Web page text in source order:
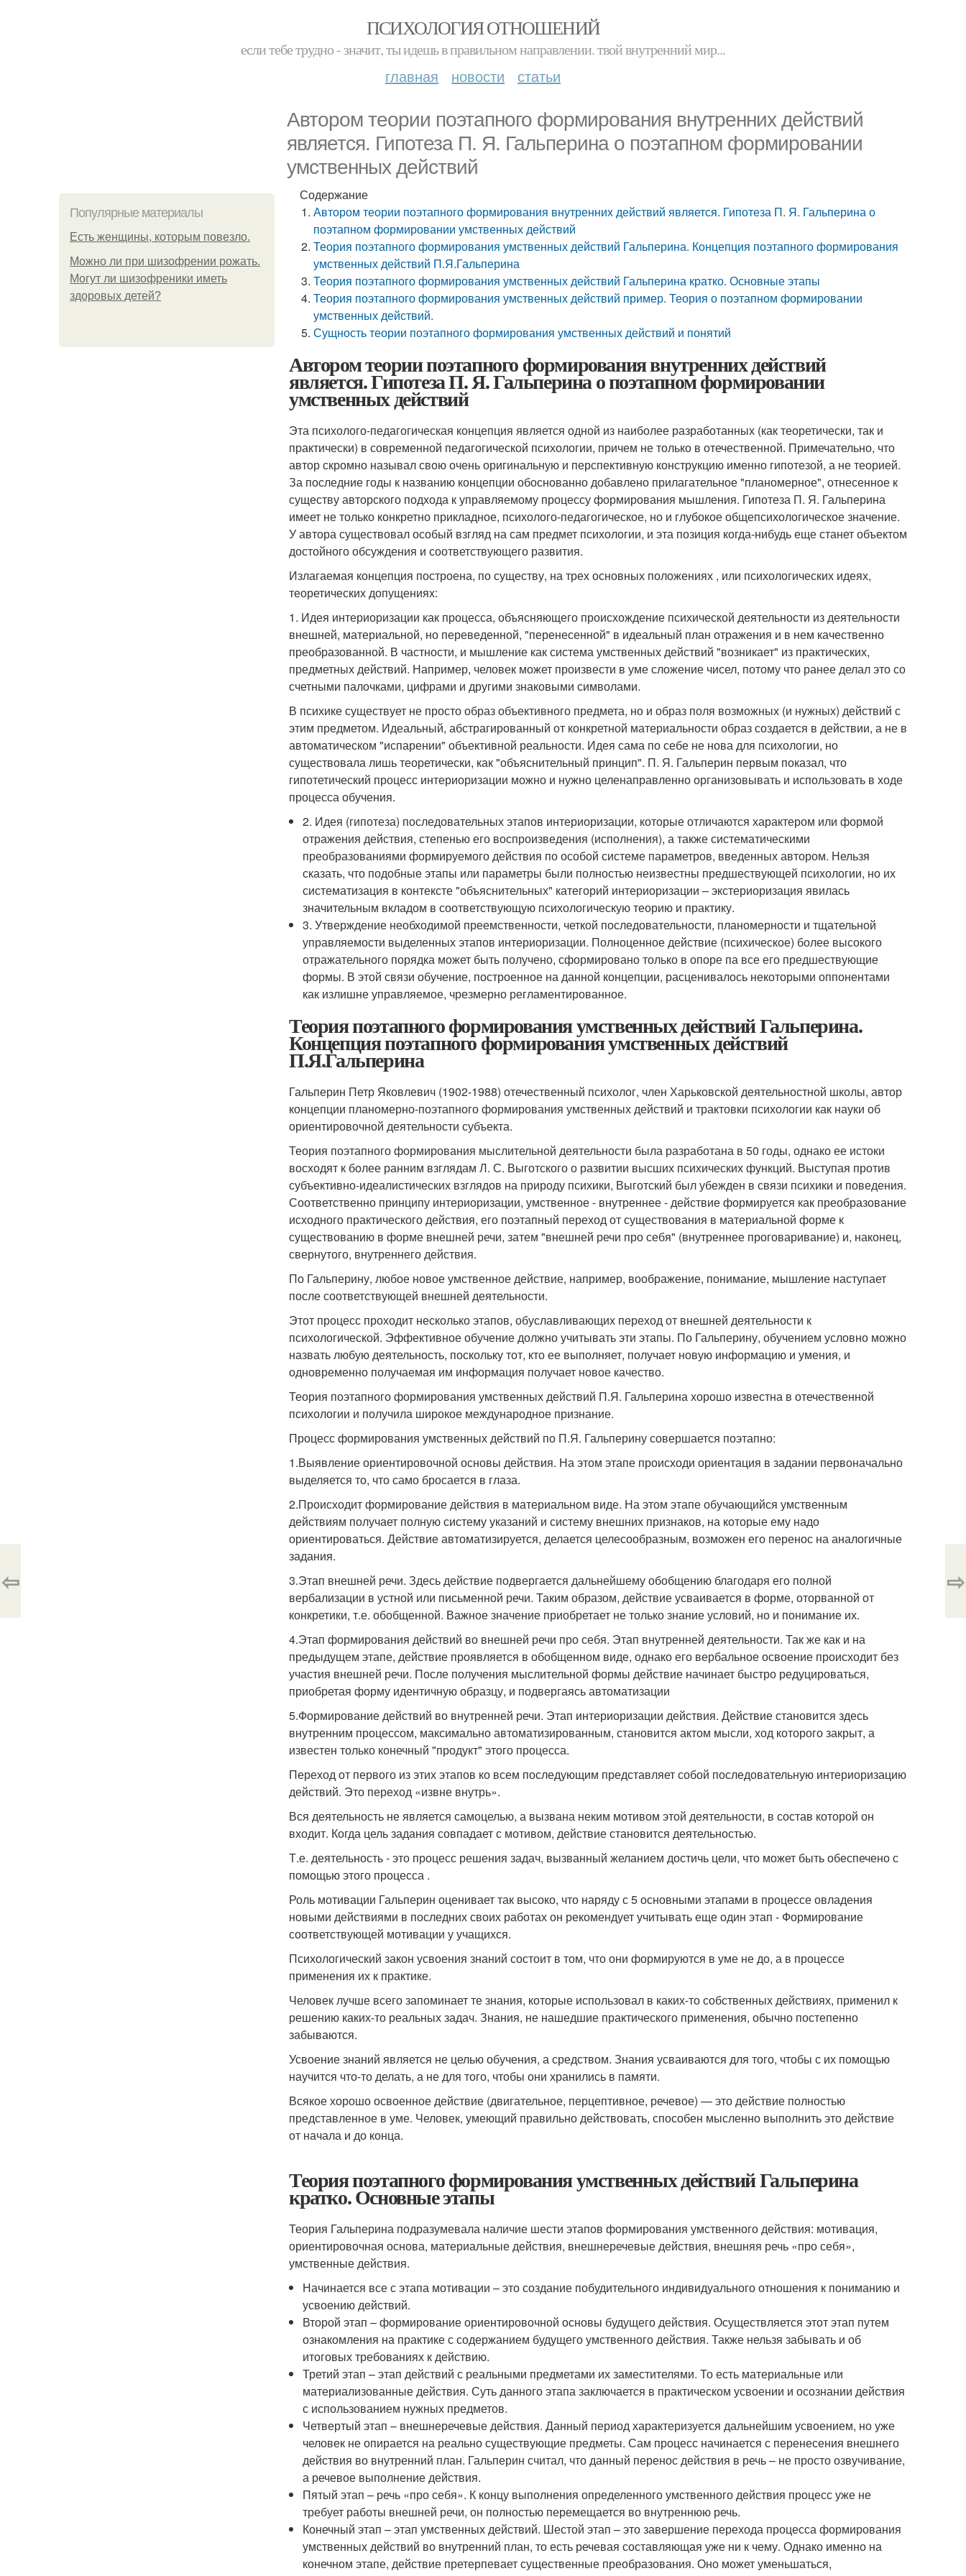
ПСИХОЛОГИЯ ОТНОШЕНИЙ
если тебе трудно - значит, ты идешь в правильном направлении. твой внутренний мир...
главная новости статьи
Автором теории поэтапного формирования внутренних действий
является. Гипотеза П. Я. Гальперина о поэтапном формировании
умственных действий
Популярные материалы
Есть женщины, которым повезло.
Можно ли при шизофрении рожать.
Могут ли шизофреники иметь
здоровых детей?
Содержание
Автором теории поэтапного формирования внутренних действий является. Гипотеза П. Я. Гальперина о
поэтапном формировании умственных действий
Теория поэтапного формирования умственных действий Гальперина. Концепция поэтапного формирования
умственных действий П.Я.Гальперина
Теория поэтапного формирования умственных действий Гальперина кратко. Основные этапы
Теория поэтапного формирования умственных действий пример. Теория о поэтапном формировании
умственных действий.
Сущность теории поэтапного формирования умственных действий и понятий
Автором теории поэтапного формирования внутренних действий
является. Гипотеза П. Я. Гальперина о поэтапном формировании
умственных действий
Эта психолого-педагогическая концепция является одной из наиболее разработанных (как теоретически, так и
практически) в современной педагогической психологии, причем не только в отечественной. Примечательно, что
автор скромно называл свою очень оригинальную и перспективную конструкцию именно гипотезой, а не теорией.
За последние годы к названию концепции обоснованно добавлено прилагательное "планомерное", отнесенное к
существу авторского подхода к управляемому процессу формирования мышления. Гипотеза П. Я. Гальперина
имеет не только конкретно прикладное, психолого-педагогическое, но и глубокое общепсихологическое значение.
У автора существовал особый взгляд на сам предмет психологии, и эта позиция когда-нибудь еще станет объектом
достойного обсуждения и соответствующего развития.
Излагаемая концепция построена, по существу, на трех основных положениях , или психологических идеях,
теоретических допущениях:
1. Идея интериоризации как процесса, объясняющего происхождение психической деятельности из деятельности
внешней, материальной, но переведенной, "перенесенной" в идеальный план отражения и в нем качественно
преобразованной. В частности, и мышление как система умственных действий "возникает" из практических,
предметных действий. Например, человек может произвести в уме сложение чисел, потому что ранее делал это со
счетными палочками, цифрами и другими знаковыми символами.
В психике существует не просто образ объективного предмета, но и образ поля возможных (и нужных) действий с
этим предметом. Идеальный, абстрагированный от конкретной материальности образ создается в действии, а не в
автоматическом "испарении" объективной реальности. Идея сама по себе не нова для психологии, но
существовала лишь теоретически, как "объяснительный принцип". П. Я. Гальперин первым показал, что
гипотетический процесс интериоризации можно и нужно целенаправленно организовывать и использовать в ходе
процесса обучения.
2. Идея (гипотеза) последовательных этапов интериоризации, которые отличаются характером или формой
отражения действия, степенью его воспроизведения (исполнения), а также систематическими
преобразованиями формируемого действия по особой системе параметров, введенных автором. Нельзя
сказать, что подобные этапы или параметры были полностью неизвестны предшествующей психологии, но их
систематизация в контексте "объяснительных" категорий интериоризации – экстериоризация явилась
значительным вкладом в соответствующую психологическую теорию и практику.
3. Утверждение необходимой преемственности, четкой последовательности, планомерности и тщательной
управляемости выделенных этапов интериоризации. Полноценное действие (психическое) более высокого
отражательного порядка может быть получено, сформировано только в опоре па все его предшествующие
формы. В этой связи обучение, построенное на данной концепции, расценивалось некоторыми оппонентами
как излишне управляемое, чрезмерно регламентированное.
Теория поэтапного формирования умственных действий Гальперина.
Концепция поэтапного формирования умственных действий
П.Я.Гальперина
Гальперин Петр Яковлевич (1902-1988) отечественный психолог, член Харьковской деятельностной школы, автор
концепции планомерно-поэтапного формирования умственных действий и трактовки психологии как науки об
ориентировочной деятельности субъекта.
Теория поэтапного формирования мыслительной деятельности была разработана в 50 годы, однако ее истоки
восходят к более ранним взглядам Л. С. Выготского о развитии высших психических функций. Выступая против
субъективно-идеалистических взглядов на природу психики, Выготский был убежден в связи психики и поведения.
Соответственно принципу интериоризации, умственное - внутреннее - действие формируется как преобразование
исходного практического действия, его поэтапный переход от существования в материальной форме к
существованию в форме внешней речи, затем "внешней речи про себя" (внутреннее проговаривание) и, наконец,
свернутого, внутреннего действия.
По Гальперину, любое новое умственное действие, например, воображение, понимание, мышление наступает
после соответствующей внешней деятельности.
Этот процесс проходит несколько этапов, обуславливающих переход от внешней деятельности к
психологической. Эффективное обучение должно учитывать эти этапы. По Гальперину, обучением условно можно
назвать любую деятельность, поскольку тот, кто ее выполняет, получает новую информацию и умения, и
одновременно получаемая им информация получает новое качество.
Теория поэтапного формирования умственных действий П.Я. Гальперина хорошо известна в отечественной
психологии и получила широкое международное признание.
Процесс формирования умственных действий по П.Я. Гальперину совершается поэтапно:
1.Выявление ориентировочной основы действия. На этом этапе происходи ориентация в задании первоначально
выделяется то, что само бросается в глаза.
2.Происходит формирование действия в материальном виде. На этом этапе обучающийся умственным
действиям получает полную систему указаний и систему внешних признаков, на которые ему надо
ориентироваться. Действие автоматизируется, делается целесообразным, возможен его перенос на аналогичные
задания.
3.Этап внешней речи. Здесь действие подвергается дальнейшему обобщению благодаря его полной
вербализации в устной или письменной речи. Таким образом, действие усваивается в форме, оторванной от
конкретики, т.е. обобщенной. Важное значение приобретает не только знание условий, но и понимание их.
4.Этап формирования действий во внешней речи про себя. Этап внутренней деятельности. Так же как и на
предыдущем этапе, действие проявляется в обобщенном виде, однако его вербальное освоение происходит без
участия внешней речи. После получения мыслительной формы действие начинает быстро редуцироваться,
приобретая форму идентичную образцу, и подвергаясь автоматизации
5.Формирование действий во внутренней речи. Этап интериоризации действия. Действие становится здесь
внутренним процессом, максимально автоматизированным, становится актом мысли, ход которого закрыт, а
известен только конечный "продукт" этого процесса.
Переход от первого из этих этапов ко всем последующим представляет собой последовательную интериоризацию
действий. Это переход «извне внутрь».
Вся деятельность не является самоцелью, а вызвана неким мотивом этой деятельности, в состав которой он
входит. Когда цель задания совпадает с мотивом, действие становится деятельностью.
Т.е. деятельность - это процесс решения задач, вызванный желанием достичь цели, что может быть обеспечено с
помощью этого процесса .
Роль мотивации Гальперин оценивает так высоко, что наряду с 5 основными этапами в процессе овладения
новыми действиями в последних своих работах он рекомендует учитывать еще один этап - Формирование
соответствующей мотивации у учащихся.
Психологический закон усвоения знаний состоит в том, что они формируются в уме не до, а в процессе
применения их к практике.
Человек лучше всего запоминает те знания, которые использовал в каких-то собственных действиях, применил к
решению каких-то реальных задач. Знания, не нашедшие практического применения, обычно постепенно
забываются.
Усвоение знаний является не целью обучения, а средством. Знания усваиваются для того, чтобы с их помощью
научится что-то делать, а не для того, чтобы они хранились в памяти.
Всякое хорошо освоенное действие (двигательное, перцептивное, речевое) — это действие полностью
представленное в уме. Человек, умеющий правильно действовать, способен мысленно выполнить это действие
от начала и до конца.
Теория поэтапного формирования умственных действий Гальперина
кратко. Основные этапы
Теория Гальперина подразумевала наличие шести этапов формирования умственного действия: мотивация,
ориентировочная основа, материальные действия, внешнеречевые действия, внешняя речь «про себя»,
умственные действия.
Начинается все с этапа мотивации – это создание побудительного индивидуального отношения к пониманию и
усвоению действий.
Второй этап – формирование ориентировочной основы будущего действия. Осуществляется этот этап путем
ознакомления на практике с содержанием будущего умственного действия. Также нельзя забывать и об
итоговых требованиях к действию.
Третий этап – этап действий с реальными предметами их заместителями. То есть материальные или
материализованные действия. Суть данного этапа заключается в практическом усвоении и осознании действия
с использованием нужных предметов.
Четвертый этап – внешнеречевые действия. Данный период характеризуется дальнейшим усвоением, но уже
человек не опирается на реально существующие предметы. Сам процесс начинается с перенесения внешнего
действия во внутренний план. Гальперин считал, что данный перенос действия в речь – не просто озвучивание,
а речевое выполнение действия.
Пятый этап – речь «про себя». К концу выполнения определенного умственного действия процесс уже не
требует работы внешней речи, он полностью перемещается во внутреннюю речь.
Конечный этап – этап умственных действий. Шестой этап – это завершение перехода процесса формирования
умственных действий во внутренний план, то есть речевая составляющая уже ни к чему. Однако именно на
конечном этапе, действие претерпевает существенные преобразования. Оно может уменьшаться,
⇦ ⇨